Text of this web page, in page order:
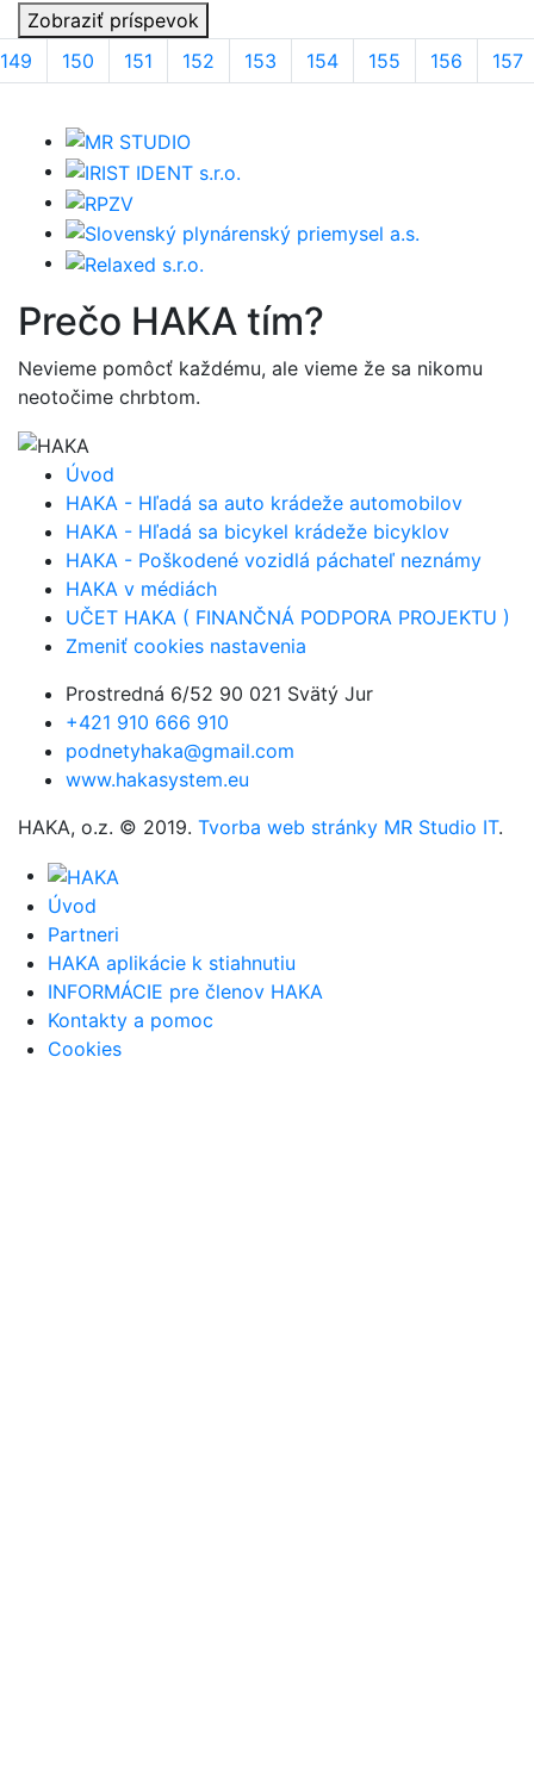
Zobraziť príspevok
149
150 151 152 153 154 155 156 157
Prečo HAKA tím?
Nevieme pomôcť každému, ale vieme že sa nikomu
neotočime chrbtom.
Úvod
HAKA - Hľadá sa auto krádeže automobilov
HAKA - Hľadá sa bicykel krádeže bicyklov
HAKA - Poškodené vozidlá páchateľ neznámy
HAKA v médiách
UČET HAKA ( FINANČNÁ PODPORA PROJEKTU )
Zmeniť cookies nastavenia
Prostredná 6/52 90 021 Svätý Jur
+421 910 666 910
podnetyhaka@gmail.com
www.hakasystem.eu
HAKA, o.z. © 2019. Tvorba web stránky MR Studio IT.
Úvod
Partneri
HAKA aplikácie k stiahnutiu
INFORMÁCIE pre členov HAKA
Kontakty a pomoc
Cookies